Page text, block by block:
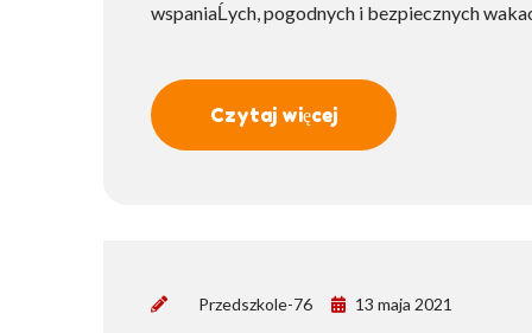
wspaniaĹych, pogodnych i bezpiecznych
Czytaj więcej
Przedszkole-76 13 maja 2021